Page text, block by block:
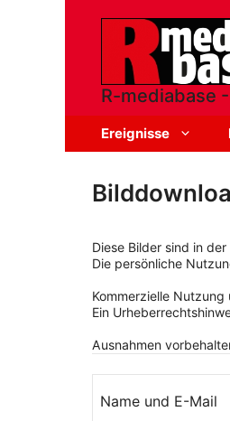
R-mediabase
Ereignisse
Diese Bilder sind in
Die persönliche
Kommerzielle
Ein
Ausnahmen
Name und E-Mail